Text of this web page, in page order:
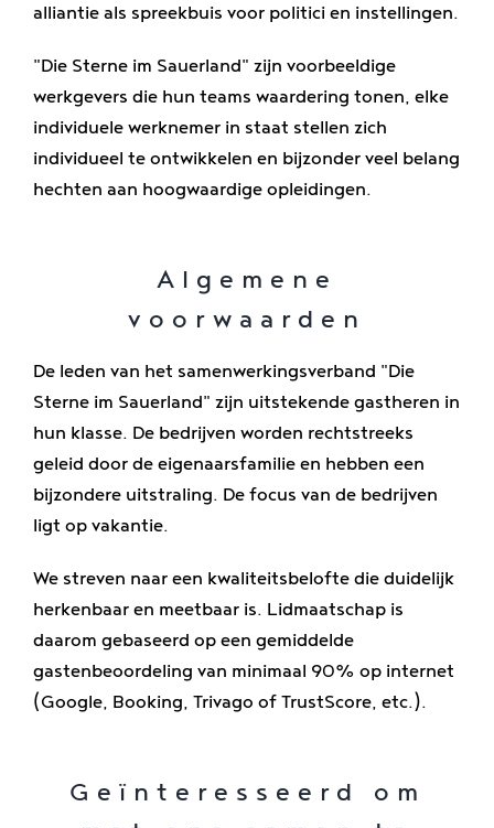
alliantie als spreekbuis voor politici en instellingen.
"Die Sterne im Sauerland" zijn voorbeeldige
werkgevers die hun teams waardering tonen, elke
individuele werknemer in staat stellen zich
individueel te ontwikkelen en bijzonder veel belang
hechten aan hoogwaardige opleidingen.
Algemene
voorwaarden
De leden van het samenwerkingsverband "Die
Sterne im Sauerland" zijn uitstekende gastheren in
hun klasse. De bedrijven worden rechtstreeks
geleid door de eigenaarsfamilie en hebben een
bijzondere uitstraling. De focus van de bedrijven
ligt op vakantie.
We streven naar een kwaliteitsbelofte die duidelijk
herkenbaar en meetbaar is. Lidmaatschap is
daarom gebaseerd op een gemiddelde
gastenbeoordeling van minimaal 90% op internet
(Google, Booking, Trivago of TrustScore, etc.).
Geïnteresseerd om